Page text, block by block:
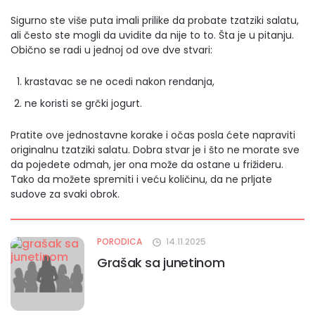
Sigurno ste više puta imali prilike da probate tzatziki salatu,
ali često ste mogli da uvidite da nije to to. Šta je u pitanju.
Obično se radi u jednoj od ove dve stvari:
krastavac se ne ocedi nakon rendanja,
ne koristi se grčki jogurt.
Pratite ove jednostavne korake i očas posla ćete napraviti
originalnu tzatziki salatu. Dobra stvar je i što ne morate sve
da pojedete odmah, jer ona može da ostane u frižideru.
Tako da možete spremiti i veću količinu, da ne prljate
sudove za svaki obrok.
PORODICA 14.11.2025
Grašak sa junetinom